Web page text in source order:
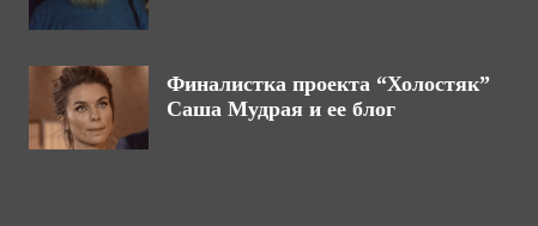
Финалистка проекта “Холостяк”
Саша Мудрая и ее блог